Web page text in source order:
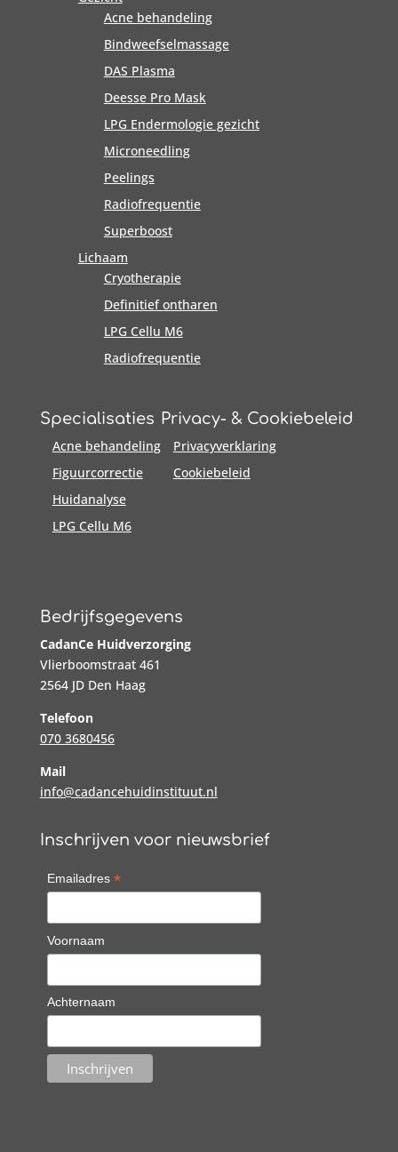
Acne behandeling
Bindweefselmassage
DAS Plasma
Deesse Pro Mask
LPG Endermologie gezicht
Microneedling
Peelings
Radiofrequentie
Superboost
Lichaam
Cryotherapie
Definitief ontharen
LPG Cellu M6
Radiofrequentie
Specialisaties
Acne behandeling
Figuurcorrectie
Huidanalyse
LPG Cellu M6
Privacy- & Cookiebeleid
Privacyverklaring
Cookiebeleid
Bedrijfsgegevens
CadanCe Huidverzorging
Vlierboomstraat 461
2564 JD Den Haag
Telefoon
070 3680456
Mail
info@cadancehuidinstituut.nl
Inschrijven voor nieuwsbrief
Emailadres *
Voornaam
Achternaam